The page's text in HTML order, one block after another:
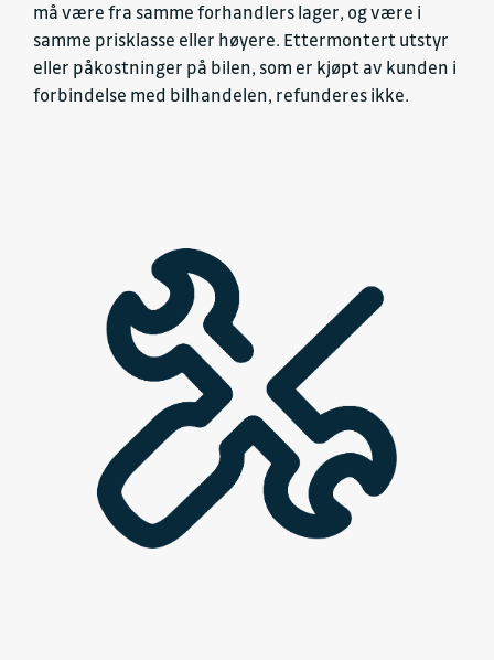
må være fra samme forhandlers lager, og være i
samme prisklasse eller høyere. Ettermontert utstyr
eller påkostninger på bilen, som er kjøpt av kunden i
forbindelse med bilhandelen, refunderes ikke.